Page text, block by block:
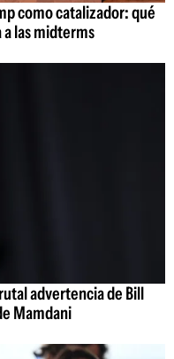
como catalizador: qué
a las midterms
advertencia de Bill
Mamdani